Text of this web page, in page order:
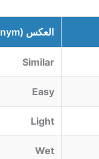
العكس (Antonym)
Similar
Easy
Light
Wet